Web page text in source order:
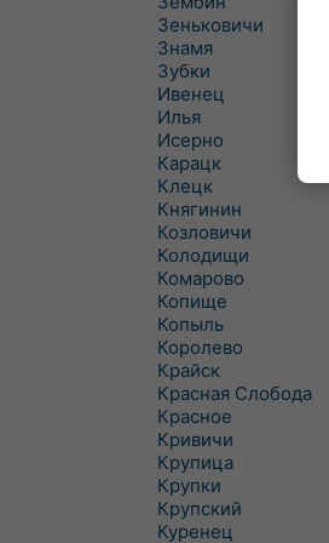
Зеньковичи
Знамя
Зубки
Ивенец
Илья
Исерно
Карацк
Клецк
Княгинин
Козловичи
Колодищи
Комарово
Копище
Копыль
Королево
Крайск
Красная Слобода
Красное
Кривичи
Крупица
Крупки
Крупский
Куренец